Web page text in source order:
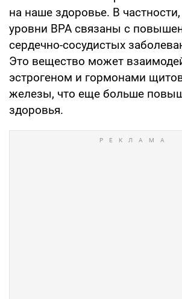
на наше здоровье. В
уровни BPA связаны с
сердечно-сосудистых
Это вещество может
эстрогеном и гормонами
железы, что еще больше
здоровья.